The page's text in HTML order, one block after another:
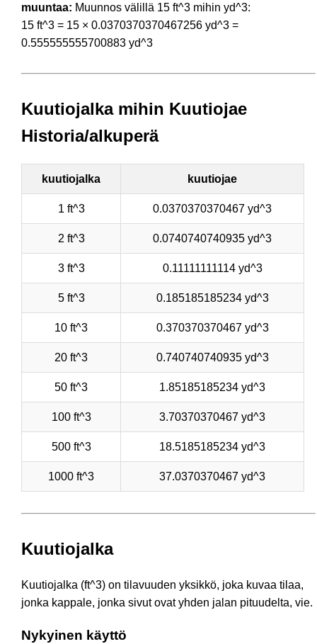
muuntaa: Muunnos välillä 15 ft^3 mihin yd^3:
15 ft^3 = 15 × 0.0370370370467256 yd^3 =
0.555555555700883 yd^3
Kuutiojalka mihin Kuutiojae
Historia/alkuperä
kuutiojalka kuutiojae
1 ft^3 0.0370370370467 yd^3
2 ft^3 0.0740740740935 yd^3
3 ft^3 0.11111111114 yd^3
5 ft^3 0.185185185234 yd^3
10 ft^3 0.370370370467 yd^3
20 ft^3 0.740740740935 yd^3
50 ft^3 1.85185185234 yd^3
100 ft^3 3.70370370467 yd^3
500 ft^3 18.5185185234 yd^3
1000 ft^3 37.0370370467 yd^3
Kuutiojalka
Kuutiojalka (ft^3) on tilavuuden yksikkö, joka kuvaa tilaa,
jonka kappale, jonka sivut ovat yhden jalan pituudelta, vie.
Nykyinen käyttö